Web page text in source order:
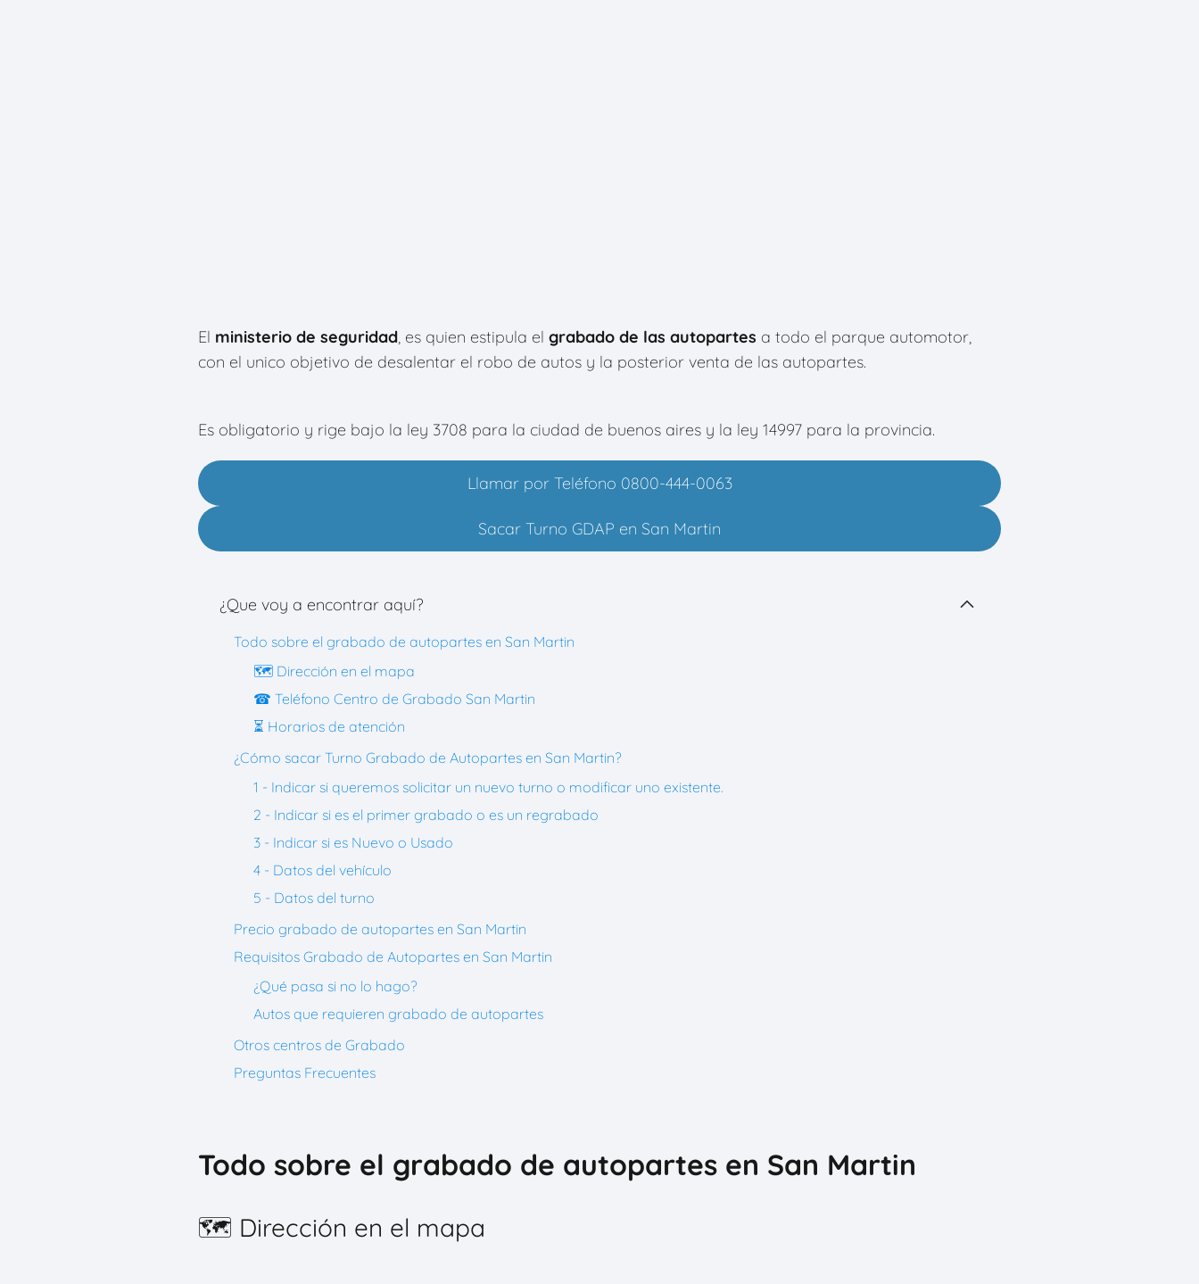
El ministerio de seguridad, es quien estipula el grabado de las autopartes a todo el parque automotor,
con el unico objetivo de desalentar el robo de autos y la posterior venta de las autopartes.
Es obligatorio y rige bajo la ley 3708 para la ciudad de buenos aires y la ley 14997 para la provincia.
Llamar por Teléfono 0800-444-0063
Sacar Turno GDAP en San Martin
¿Que voy a encontrar aquí?
Todo sobre el grabado de autopartes en San Martin
🗺 Dirección en el mapa
☎ Teléfono Centro de Grabado San Martin
⏳ Horarios de atención
¿Cómo sacar Turno Grabado de Autopartes en San Martin?
1 - Indicar si queremos solicitar un nuevo turno o modificar uno existente.
2 - Indicar si es el primer grabado o es un regrabado
3 - Indicar si es Nuevo o Usado
4 - Datos del vehículo
5 - Datos del turno
Precio grabado de autopartes en San Martin
Requisitos Grabado de Autopartes en San Martin
¿Qué pasa si no lo hago?
Autos que requieren grabado de autopartes
Otros centros de Grabado
Preguntas Frecuentes
Todo sobre el grabado de autopartes en San Martin
🗺 Dirección en el mapa